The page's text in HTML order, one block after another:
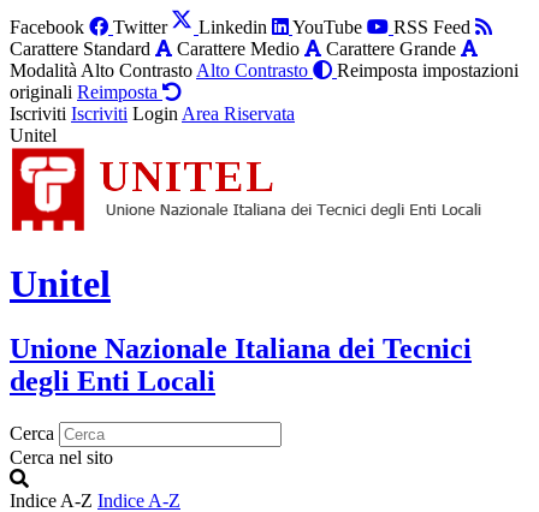
Facebook Twitter Linkedin YouTube
RSS Feed
Carattere Standard
Carattere Medio
Carattere Grande
Modalità Alto Contrasto Alto Contrasto
Reimposta impostazioni
originali Reimposta
Iscriviti Iscriviti Login Area Riservata
Unitel
Unitel
Unione Nazionale Italiana dei Tecnici
degli Enti Locali
Cerca
Cerca nel sito
Indice A-Z Indice A-Z